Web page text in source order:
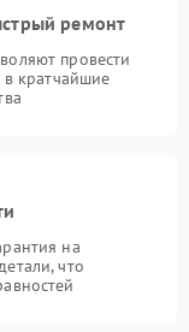
ремонт
провести
в кратчайшие
на
что